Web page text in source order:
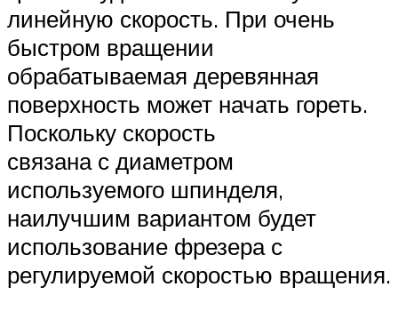
линейную скорость. При очень
быстром вращении
обрабатываемая деревянная
поверхность может начать гореть.
Поскольку скорость
связана с диаметром
используемого шпинделя,
наилучшим вариантом будет
использование фрезера с
регулируемой скоростью вращения.